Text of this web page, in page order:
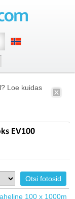
Loe kuidas
EV100